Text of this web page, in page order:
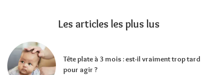
Les articles les plus lus
Tête plate à 3 mois : est-il vraiment trop tard
pour agir ?